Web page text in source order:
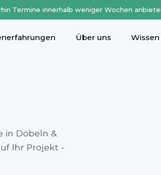
Termine innerhalb weniger Wochen
Über uns Wissen
in Döbeln &
Ihr Projekt -